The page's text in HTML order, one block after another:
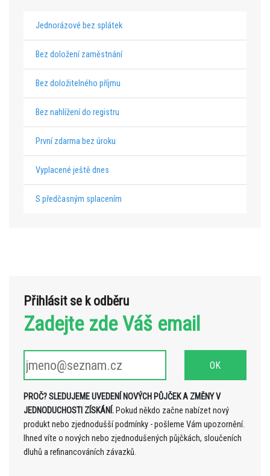
Jednorázové bez splátek
Bez doložení zaměstnání
Bez doložitelného příjmu
Bez nahlížení do registru
První zdarma bez úroku
Vyplacené ještě dnes
S předčasným splacením
Přihlásit se k odběru
Zadejte zde Váš email
PROČ? SLEDUJEME UVEDENÍ NOVÝCH PŮJČEK A ZMĚNY V
JEDNODUCHOSTI ZÍSKÁNÍ. Pokud někdo začne nabízet nový
produkt nebo zjednodušší podmínky - pošleme Vám upozornění.
Ihned víte o nových nebo zjednodušených půjčkách, sloučeních
dluhů a refinancováních závazků.